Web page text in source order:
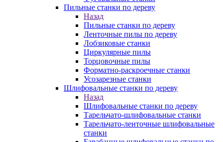
Пильные станки по дереву
Назад
Пильные станки по дереву
Ленточные пилы по дереву
Лобзиковые станки
Циркулярные пилы
Торцовочные пилы
Форматно-раскроечные станки
Усозарезные станки
Шлифовальные станки по дереву
Назад
Шлифовальные станки по дереву
Тарельчато-шлифовальные станки
Тарельчато-ленточные шлифовальные
станки